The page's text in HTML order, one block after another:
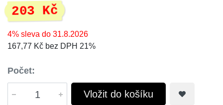
203 Kč
4% sleva do 31.8.2026
167,77 Kč bez DPH 21%
Počet:
Vložit do košíku